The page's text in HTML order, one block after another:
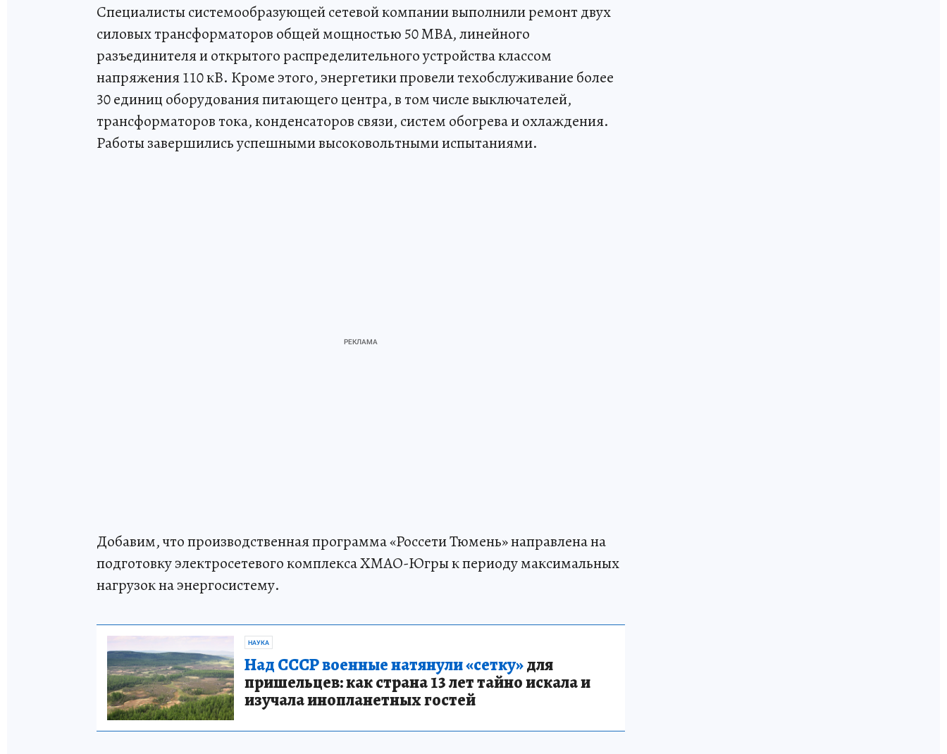
Специалисты системообразующей сетевой компании выполнили ремонт двух
силовых трансформаторов общей мощностью 50 МВА, линейного
разъединителя и открытого распределительного устройства классом
напряжения 110 кВ. Кроме этого, энергетики провели техобслуживание более
30 единиц оборудования питающего центра, в том числе выключателей,
трансформаторов тока, конденсаторов связи, систем обогрева и охлаждения.
Работы завершились успешными высоковольтными испытаниями.
Добавим, что производственная программа «Россети Тюмень» направлена на
подготовку электросетевого комплекса ХМАО-Югры к периоду максимальных
нагрузок на энергосистему.
НАУКА
Над СССР военные натянули «сетку»для
пришельцев: как страна 13 лет тайно искала и
изучала инопланетных гостей